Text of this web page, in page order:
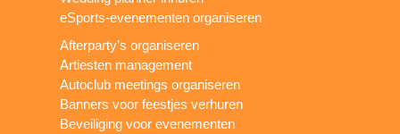
eSports-evenementen organiseren
Afterparty’s organiseren
Artiesten management
Autoclub meetings organiseren
Banners voor feestjes verhuren
Beveiliging voor evenementen